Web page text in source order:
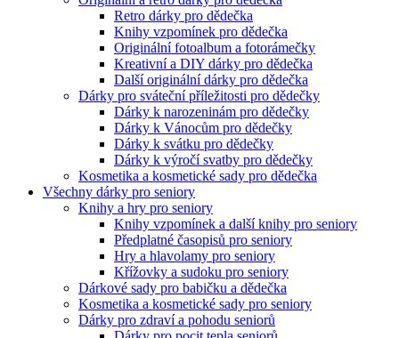
Retro dárky pro dědečka
Knihy vzpomínek pro dědečka
Originální fotoalbum a fotorámečky
Kreativní a DIY dárky pro dědečka
Další originální dárky pro dědečka
Dárky pro sváteční příležitosti pro dědečky
Dárky k narozeninám pro dědečky
Dárky k Vánocům pro dědečky
Dárky k svátku pro dědečky
Dárky k výročí svatby pro dědečky
Kosmetika a kosmetické sady pro dědečka
Všechny dárky pro seniory
Knihy a hry pro seniory
Knihy vzpomínek a další knihy pro seniory
Předplatné časopisů pro seniory
Hry a hlavolamy pro seniory
Křížovky a sudoku pro seniory
Dárkové sady pro babičku a dědečka
Kosmetika a kosmetické sady pro seniory
Dárky pro zdraví a pohodu seniorů